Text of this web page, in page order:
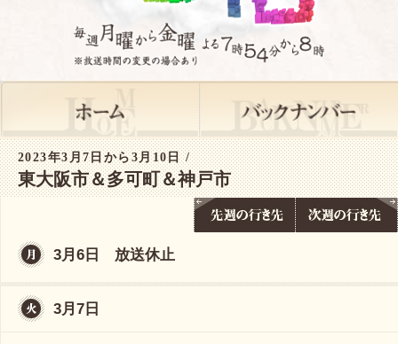
2023年3月7日から3月10日 /
東大阪市＆多可町＆神戸市
3月6日 放送休止
3月7日